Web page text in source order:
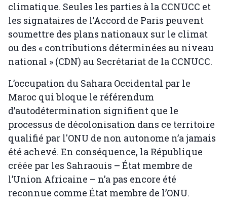
climatique. Seules les parties à la CCNUCC et
les signataires de l’Accord de Paris peuvent
soumettre des plans nationaux sur le climat
ou des « contributions déterminées au niveau
national » (CDN) au Secrétariat de la CCNUCC.
L’occupation du Sahara Occidental par le
Maroc qui bloque le référendum
d’autodétermination signifient que le
processus de décolonisation dans ce territoire
qualifié par l'ONU de non autonome n’a jamais
été achevé. En conséquence, la République
créée par les Sahraouis – État membre de
l’Union Africaine – n’a pas encore été
reconnue comme État membre de l’ONU.